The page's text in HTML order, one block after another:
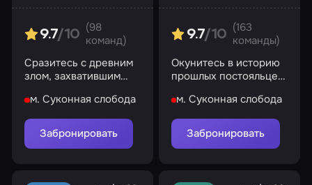
9.7/10
(98
команд)
Сразитесь с древним
злом, захватившим
м. Суконная слобода
Забронировать
9.7/10
(163
команды)
Окунитесь в историю
прошлых постояльцев
1965 году
м. Суконная слобода
Забронировать